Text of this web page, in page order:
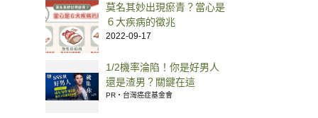
莫名其妙出現瘀青？當心是
６大疾病的徵兆
2022-09-17
1/2機率淪陷！你是好男人
還是渣男？關鍵在這
PR・台灣癌症基金會